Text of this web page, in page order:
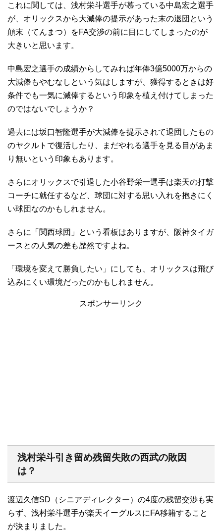
これに関しては、浅村栄斗選手が慕っている中島宏之選手
が、オリックスから大減俸の提示があった末の退団という
顛末（てんまつ）をFA交渉の前に目にしてしまったのが
大きいと思います。
中島宏之選手の成績からしてみれば年俸3億5000万からの
大減俸もやむなしという気はしますが、獲得するときは好
条件でも一気に減俸するという印象を植え付けてしまった
のではないでしょうか？
過去には坂口智隆選手が大減俸を提示されて退団したもの
のヤクルトで復活したり、まだやれる選手を見る目があま
り無いという印象もあります。
さらにオリックスで引退した小谷野栄一選手は楽天の打撃
コーチに就任するなど、球団に対する思い入れを抱きにく
い球団なのかもしれません。
さらに「関西球団」という看板はありますが、阪神タイガ
ースとの人気の差も歴然ですよね。
「環境を変えて勝負したい」にしても、オリックスは飛び
込みにくい環境だったのかもしれません。
スポンサーリンク
浅村栄斗引き留め残留失敗の西武の敗因
は？
渡辺久信SD（シニアディレクター）の4度の残留交渉も実
らず、浅村栄斗選手が楽天イーグルスにFA移籍すること
が決まりました。